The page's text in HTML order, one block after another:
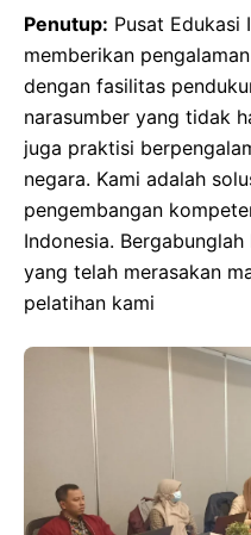
Penutup: Pusat Edukasi
memberikan
dengan fasilitas
narasumber yang tidak
juga praktisi
negara. Kami adalah
pengembangan
Indonesia.
yang telah merasakan
pelatihan kami